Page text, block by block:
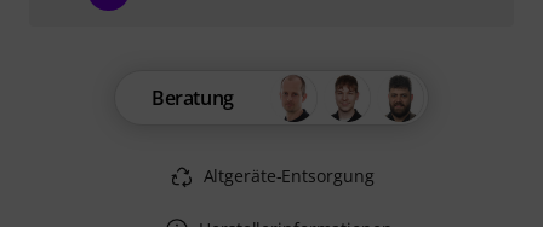
Beratung
Altgeräte-Entsorgung